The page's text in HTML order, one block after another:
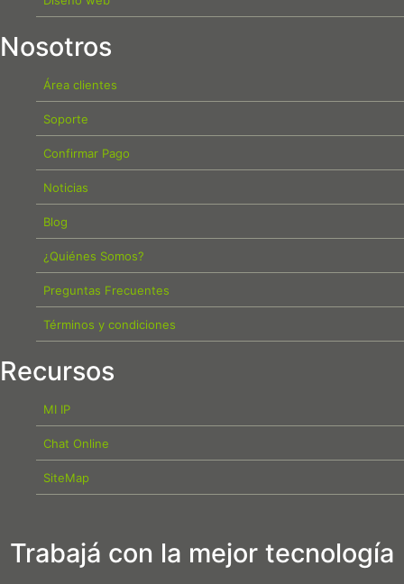
Nosotros
Área clientes
Soporte
Confirmar Pago
Noticias
Blog
¿Quiénes Somos?
Preguntas Frecuentes
Términos y condiciones
Recursos
MI IP
Chat Online
SiteMap
Trabajá con la mejor tecnología